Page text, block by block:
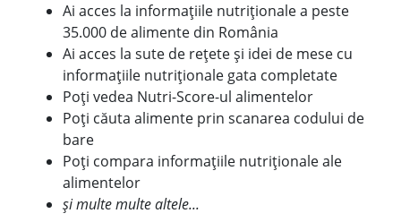
Ai acces la informațiile nutriționale a peste
35.000 de alimente din România
Ai acces la sute de rețete și idei de mese cu
informațiile nutriționale gata completate
Poți vedea Nutri-Score-ul alimentelor
Poți căuta alimente prin scanarea codului de
bare
Poți compara informațiile nutriționale ale
alimentelor
și multe multe altele...